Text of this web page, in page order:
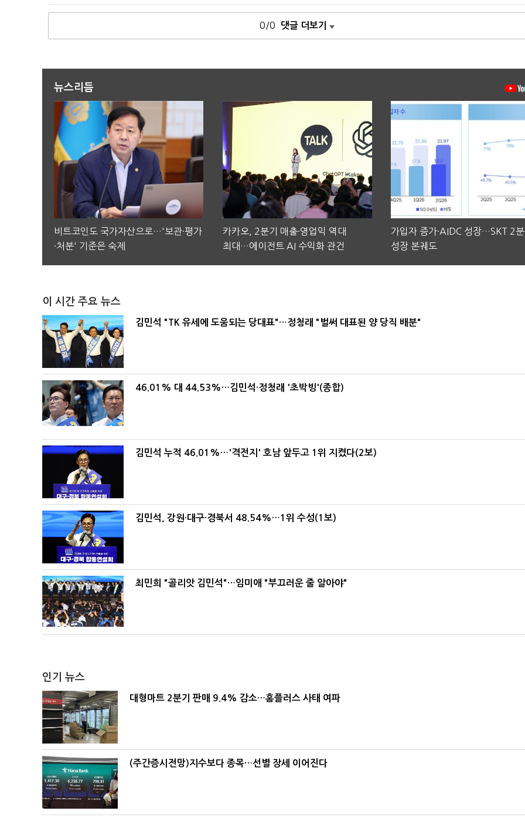
0/0 댓글 더보기
뉴스리듬
비트코인도 국가자산으로…'보관·평가
·처분' 기준은 숙제
카카오, 2분기 매출·영업익 역대
최대…에이전트 AI 수익화 관건
가입자 증가·AIDC 성장…SKT 2
성장 본궤도
이 시간 주요 뉴스
김민석 "TK 유세에 도움되는 당대표"…정청래 "벌써 대표된 양 당직 배분"
46.01% 대 44.53%…김민석·정청래 '초박빙'(종합)
김민석 누적 46.01%…'격전지' 호남 앞두고 1위 지켰다(2보)
김민석, 강원·대구·경북서 48.54%…1위 수성(1보)
최민희 "골리앗 김민석"…임미애 "부끄러운 줄 알아야"
인기 뉴스
대형마트 2분기 판매 9.4% 감소…홈플러스 사태 여파
(주간증시전망)지수보다 종목…선별 장세 이어진다